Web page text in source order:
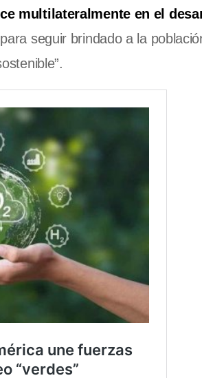
multilateralmente en el
seguir brindado a la